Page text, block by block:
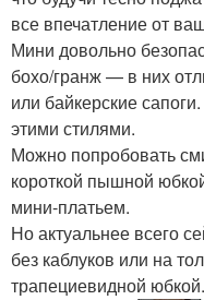
все впечатление от
Мини довольно
бохо/гранж — в них
или байкерские
этими стилями.
Можно попробовать
короткой пышной
мини-платьем.
Но актуальнее всего
без каблуков или на
трапециевидной юбкой.